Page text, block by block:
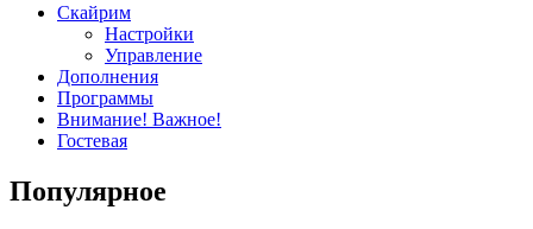
Скайрим
Настройки
Управление
Дополнения
Программы
Внимание! Важное!
Гостевая
Популярное